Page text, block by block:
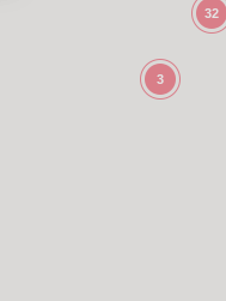
32
3